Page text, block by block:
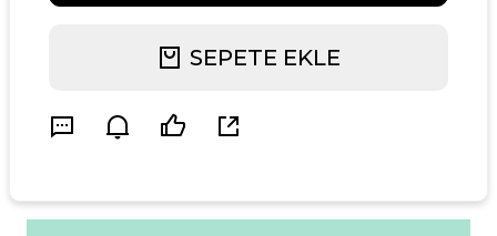
SEPETE EKLE